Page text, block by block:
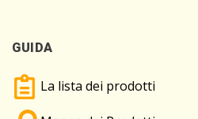
GUIDA
La lista dei prodotti